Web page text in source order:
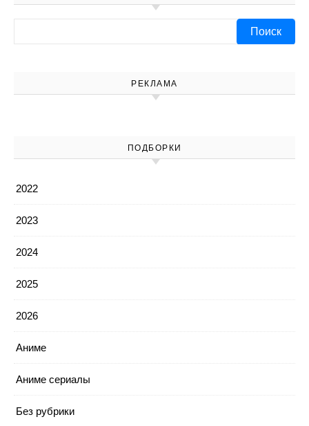
РЕКЛАМА
ПОДБОРКИ
2022
2023
2024
2025
2026
Аниме
Аниме сериалы
Без рубрики